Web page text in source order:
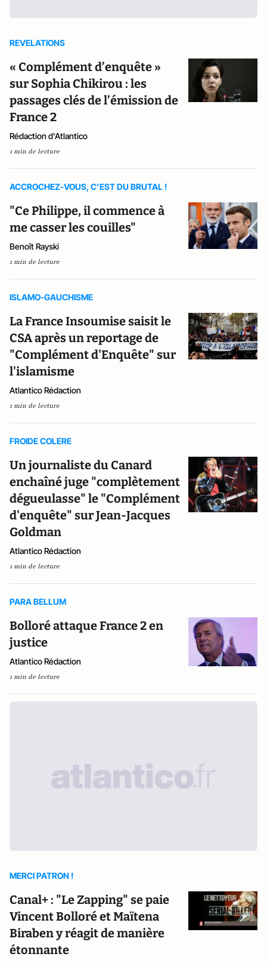
REVELATIONS
« Complément d’enquête »
sur Sophia Chikirou : les
passages clés de l’émission de
France 2
Rédaction d'Atlantico
1 min de lecture
ACCROCHEZ-VOUS, C’EST DU BRUTAL !
"Ce Philippe, il commence à
me casser les couilles"
Benoît Rayski
1 min de lecture
ISLAMO-GAUCHISME
La France Insoumise saisit le
CSA après un reportage de
"Complément d'Enquête" sur
l'islamisme
Atlantico Rédaction
1 min de lecture
FROIDE COLERE
Un journaliste du Canard
enchaîné juge "complètement
dégueulasse" le "Complément
d'enquête" sur Jean-Jacques
Goldman
Atlantico Rédaction
1 min de lecture
PARA BELLUM
Bolloré attaque France 2 en
justice
Atlantico Rédaction
1 min de lecture
MERCI PATRON !
Canal+ : "Le Zapping" se paie
Vincent Bolloré et Maïtena
Biraben y réagit de manière
étonnante